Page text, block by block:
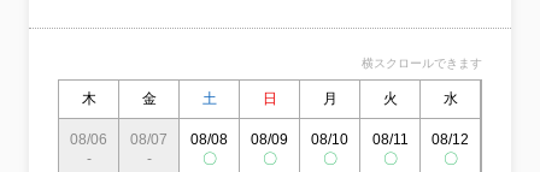
横スクロールできます
木 金 土 日 月 火 水
08/06
-
08/07
-
08/08
〇
08/09
〇
08/10
〇
08/11
〇
08/12
〇